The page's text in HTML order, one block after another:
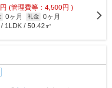
円 (管理費等：4,500円 )
0ヶ月 礼金 0ヶ月
1LDK / 50.42㎡